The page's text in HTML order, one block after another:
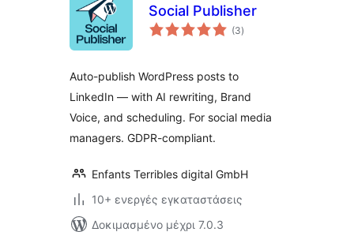
Social Publisher
(3αξιολογήσεις
σύνολο
)
Auto-publish WordPress posts to
LinkedIn — with AI rewriting, Brand
Voice, and scheduling. For social media
managers. GDPR-compliant.
Enfants Terribles digital GmbH
10+ ενεργές εγκαταστάσεις
Δοκιμασμένο μέχρι 7.0.3